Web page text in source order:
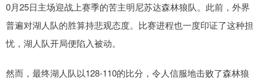
0月25日主场迎战上赛季的苦主明尼苏达森林狼队。此前，外界
普遍对湖人队的胜算持悲观态度。比赛进程也一度印证了这种担
忧，湖人队开局便陷入被动。
然而，最终湖人队以128-110的比分，令人信服地击败了森林狼